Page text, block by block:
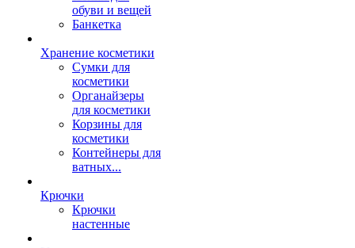
обуви и вещей
Банкетка
Хранение косметики
Сумки для
косметики
Органайзеры
для косметики
Корзины для
косметики
Контейнеры для
ватных...
Крючки
Крючки
настенные